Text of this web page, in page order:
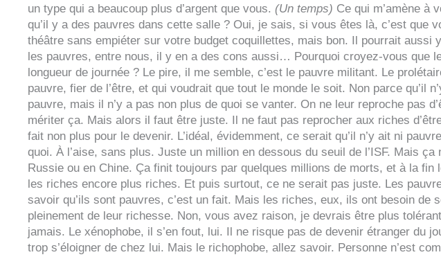
un type qui a beaucoup plus d’argent que vous. (Un temps) Ce qui m’amène à
qu’il y a des pauvres dans cette salle ? Oui, je sais, si vous êtes là, c’est que
théâtre sans empiéter sur votre budget coquillettes, mais bon. Il pourrait aussi
les pauvres, entre nous, il y en a des cons aussi… Pourquoi croyez-vous que
longueur de journée ? Le pire, il me semble, c’est le pauvre militant. Le
pauvre, fier de l’être, et qui voudrait que tout le monde le soit. Non parce qu’il
pauvre, mais il n’y a pas non plus de quoi se vanter. On ne leur reproche pas
mériter ça. Mais alors il faut être juste. Il ne faut pas reprocher aux riches
fait non plus pour le devenir. L’idéal, évidemment, ce serait qu’il n’y ait ni
quoi. À l’aise, sans plus. Juste un million en dessous du seuil de l’ISF. Mais
Russie ou en Chine. Ça finit toujours par quelques millions de morts, et à la
les riches encore plus riches. Et puis surtout, ce ne serait pas juste. Les
savoir qu’ils sont pauvres, c’est un fait. Mais les riches, eux, ils ont besoin de
pleinement de leur richesse. Non, vous avez raison, je devrais être plus
jamais. Le xénophobe, il s’en fout, lui. Il ne risque pas de devenir étranger du
trop s’éloigner de chez lui. Mais le richophobe, allez savoir. Personne n’est